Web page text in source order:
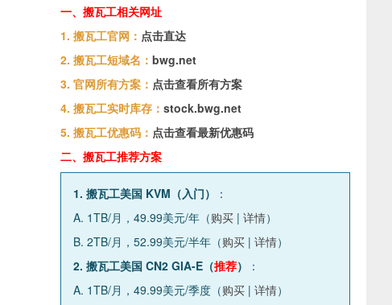
一、搬瓦工相关网址
1. 搬瓦工官网： 点击直达
2. 搬瓦工短域名： bwg.net
3. 官网所有方案： 点击查看所有方案
4. 搬瓦工实时库存： stock.bwg.net
5. 搬瓦工优惠码： 点击查看最新优惠码
二、搬瓦工推荐方案
1. 搬瓦工美国 KVM（入门）
：
A. 1TB/月，49.99美元/年（购买 | 详情）
B. 2TB/月，52.99美元/半年（购买 | 详情）
2. 搬瓦工美国 CN2 GIA-E（推荐）
：
A. 1TB/月，49.99美元/季度（购买 | 详情）